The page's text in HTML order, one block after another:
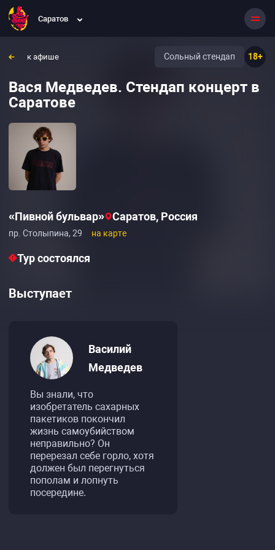
Саратов
к афише 18+
Сольный стендап
Вася Медведев. Стендап концерт в
Саратове
«Пивной бульвар» Саратов, Россия
пр. Столыпина, 29 на карте
Тур состоялся
Выступает
Василий
Медведев
Вы знали, что
изобретатель сахарных
пакетиков покончил
жизнь самоубийством
неправильно? Он
перерезал себе горло, хотя
должен был перегнуться
пополам и лопнуть
посередине.